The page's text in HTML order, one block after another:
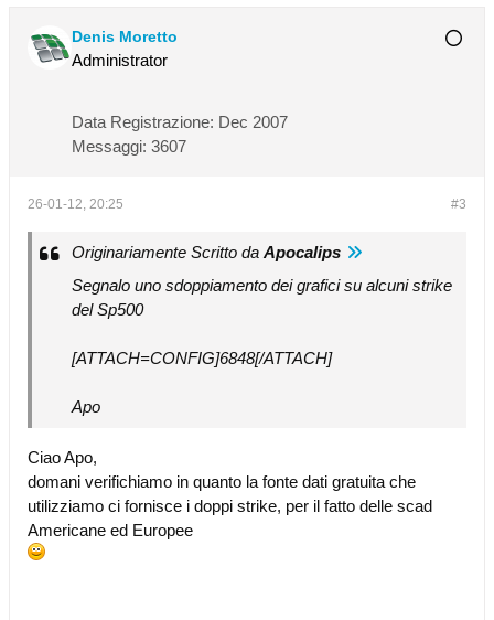
Denis Moretto
Administrator
Data Registrazione: Dec 2007
Messaggi: 3607
#3
26-01-12, 20:25
Originariamente Scritto da Apocalips
Segnalo uno sdoppiamento dei grafici su alcuni strike
del Sp500
[ATTACH=CONFIG]6848[/ATTACH]
Apo
Ciao Apo,
domani verifichiamo in quanto la fonte dati gratuita che
utilizziamo ci fornisce i doppi strike, per il fatto delle scad
Americane ed Europee